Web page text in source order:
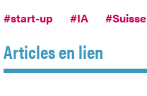
#start-up #IA #Suisse
Articles en lien